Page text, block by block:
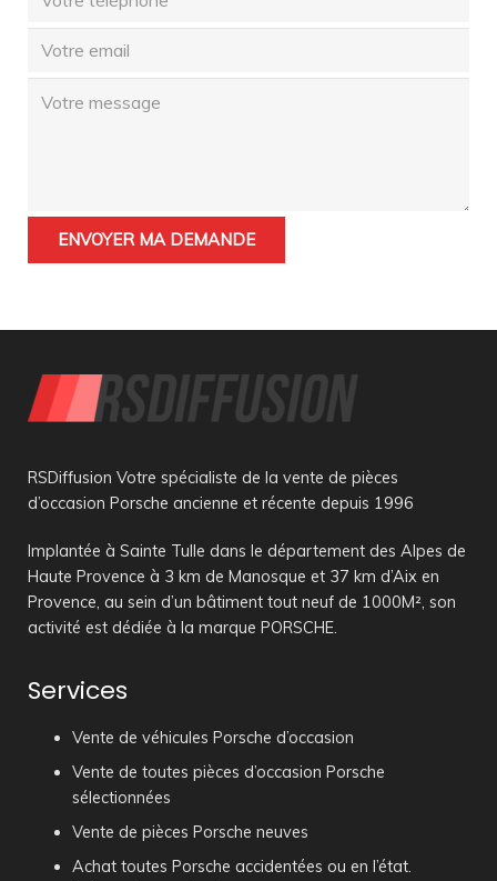
RSDiffusion Votre spécialiste de la vente de pièces
d’occasion Porsche ancienne et récente depuis 1996
Implantée à Sainte Tulle dans le département des Alpes de
Haute Provence à 3 km de Manosque et 37 km d’Aix en
Provence, au sein d’un bâtiment tout neuf de 1000M², son
activité est dédiée à la marque PORSCHE.
Services
Vente de véhicules Porsche d’occasion
Vente de toutes pièces d’occasion Porsche
sélectionnées
Vente de pièces Porsche neuves
Achat toutes Porsche accidentées ou en l’état.